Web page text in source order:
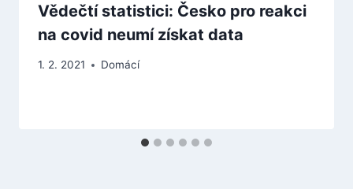
Vědečtí statistici: Česko pro reakci
na covid neumí získat data
1. 2. 2021 Domácí